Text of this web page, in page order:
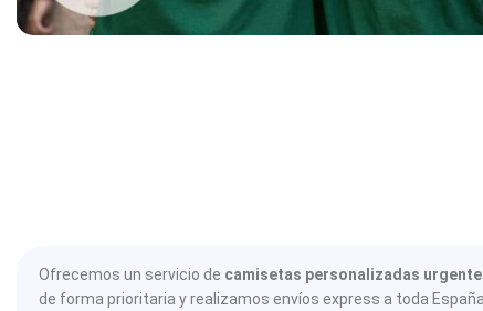
Ofrecemos un servicio de camisetas personalizadas
de forma prioritaria y realizamos envíos express a toda España.